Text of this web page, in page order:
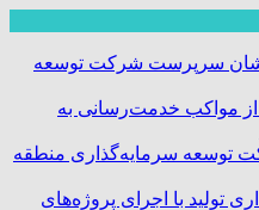
سرپرست شرکت توسعه
از مواکب خدمت‌رسانی به
توسعه سرمایه‌گذاری منطقه
تولید با اجرای پروژه‌های